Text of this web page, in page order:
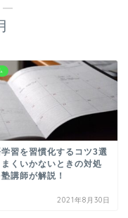
―
習を習慣化するコツ3選
まくいかないときの対処
講師が解説！
2021年8月30日